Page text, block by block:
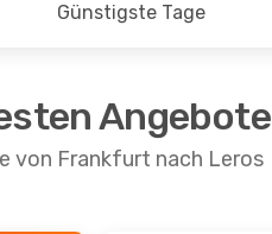
Günstigste Tage
Angebote
von Frankfurt nach Leros